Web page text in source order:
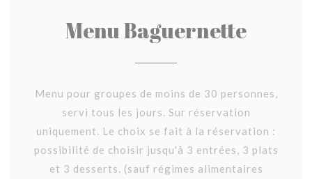
Menu Baguernette
Menu pour groupes de moins de 30 personnes,
servi tous les jours. Sur réservation
uniquement. Le choix se fait à la réservation :
possibilité de choisir jusqu'à 3 entrées, 3 plats
et 3 desserts. (sauf régimes alimentaires